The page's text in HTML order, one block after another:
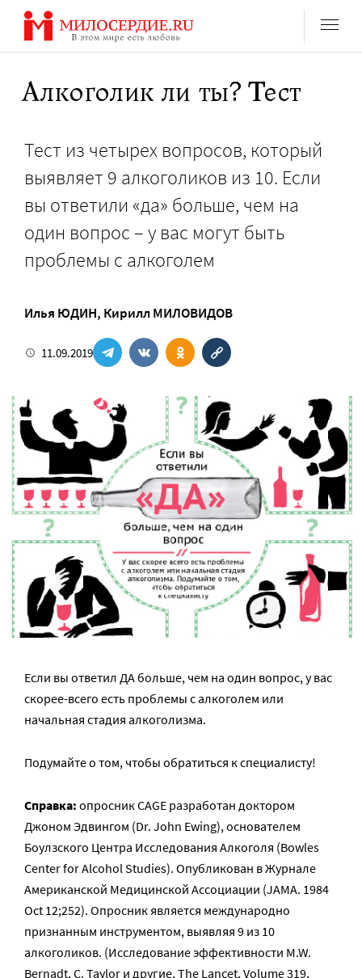
Перейти
содержанию
Алкоголик ли ты? Тест
Тест из четырех вопросов, который
выявляет 9 алкоголиков из 10. Если
вы ответили «да» больше, чем на
один вопрос – у вас могут быть
проблемы с алкоголем
Илья ЮДИН, Кирилл МИЛОВИДОВ
11.09.2019
Если вы ответил ДА больше, чем на один вопрос, у вас
скорее-всего есть проблемы с алкоголем или
начальная стадия алкоголизма.
Подумайте о том, чтобы обратиться к специалисту!
Справка: опросник CAGE разработан доктором
Джоном Эдвингом (Dr. John Ewing), основателем
Боулзского Центра Исследования Алкоголя (Bowles
Center for Alcohol Studies). Опубликован в Журнале
Американской Медицинской Ассоциации (JAMA. 1984
Oct 12;252). Опросник является международно
признанным инструментом, выявляя 9 из 10
алкоголиков. (Исследование эффективности M.W.
Bernadt, C. Taylor и другие, The Lancet, Volume 319,